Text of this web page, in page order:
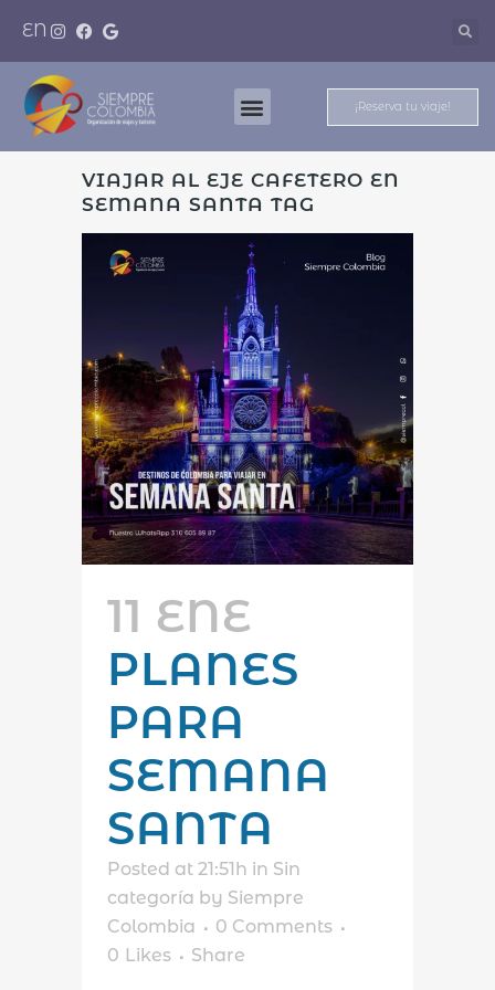
EN
¡Reserva tu viaje!
VIAJAR AL EJE CAFETERO EN
SEMANA SANTA TAG
11 ENE
PLANES
PARA
SEMANA
SANTA
Posted at 21:51h in Sin
categoría by Siempre
Colombia
0 Comments
0 Likes Share